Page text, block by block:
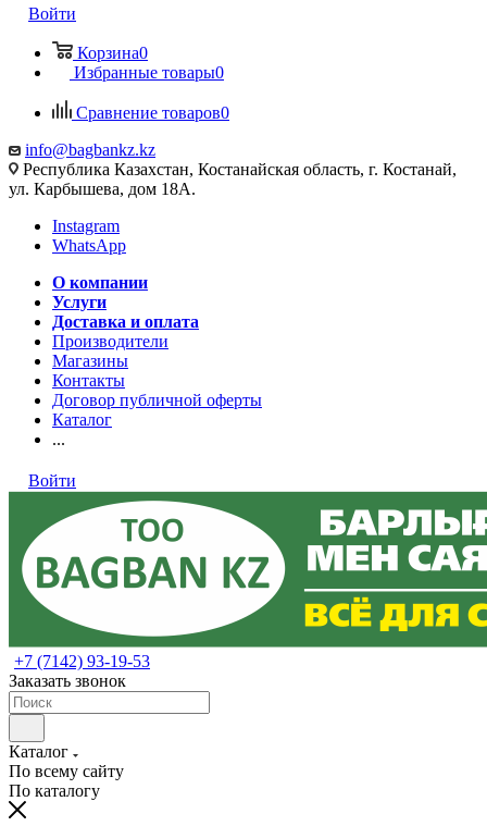
Войти
Корзина0
Избранные товары0
Сравнение товаров0
info@bagbankz.kz
Республика Казахстан, Костанайская область, г. Костанай,
ул. Карбышева, дом 18А.
Instagram
WhatsApp
О компании
Услуги
Доставка и оплата
Производители
Магазины
Контакты
Договор публичной оферты
Каталог
...
Войти
+7 (7142) 93-19-53
Заказать звонок
Каталог
По всему сайту
По каталогу